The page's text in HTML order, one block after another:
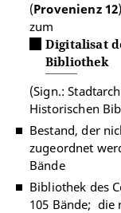
(Provenienz 12
zum
Digitalisat
Bibliothek
(Sign.:
Historischen
Bestand, der
zugeordnet
Bände
Bibliothek des
105 Bände; die